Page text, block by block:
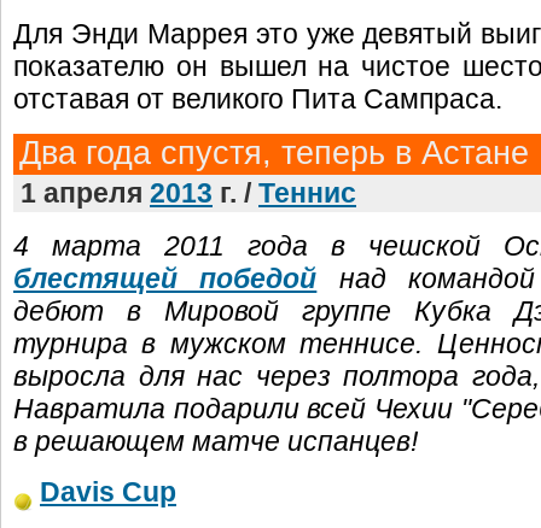
Для Энди Маррея это уже девятый
показателю он вышел на чистое
отставая от великого Пита Сампраса.
Два года спустя, теперь в Астане
1 апреля 2013 г. / Теннис
4 марта 2011 года в чешской
блестящей победой над командой
дебют в Мировой группе Кубка
турнира в мужском теннисе.
выросла для нас через полтора
Навратила подарили всей Чехии
в решающем матче испанцев!
Davis Cup